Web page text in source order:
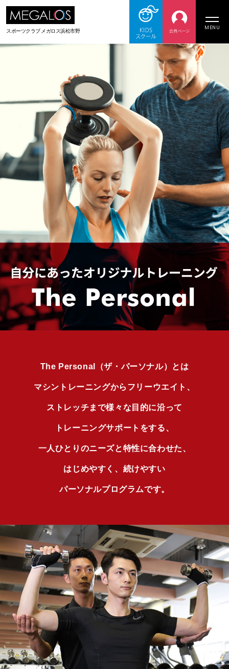
スポーツクラブメガロス浜松市野
MENU
The Personal（ザ・パーソナル）とは
マシントレーニングからフリーウエイト、
ストレッチまで様々な目的に沿って
トレーニングサポートをする、
一人ひとりのニーズと特性に合わせた、
はじめやすく、続けやすい
パーソナルプログラムです。